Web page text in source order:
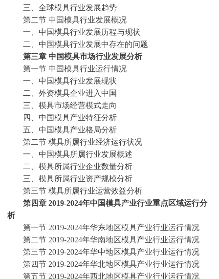
三、全球模具行业发展趋势
第二节 中国模具行业发展概况
一、中国模具行业发展历程与现状
二、中国模具行业发展中存在的问题
第三章 中国模具市场行业发展分析
第一节 中国模具行业运行情况
一、中国模具行业发展现状
二、外资模具企业进入中国
三、 模具市场经营模式走向
四、中国模具产业特征分析
五、中国模具产业格局分析
第二节 模具所属行业经济运行状况
一、中国模具所属行业发展概述
二、 模具所属行业企业数量分析
三、 模具所属行业资产规模分析
第三节 模具所属行业运营效益分析
第四章 2019-2024年中国模具产业行业重点区域运行分
析
第一节 2019-2024年华东地区模具产业行业运行情况
第二节 2019-2024年华南地区模具产业行业运行情况
第三节 2019-2024年华中地区模具产业行业运行情况
第四节 2019-2024年华北地区模具产业行业运行情况
第五节 2019-2024年西北地区模具产业行业运行情况